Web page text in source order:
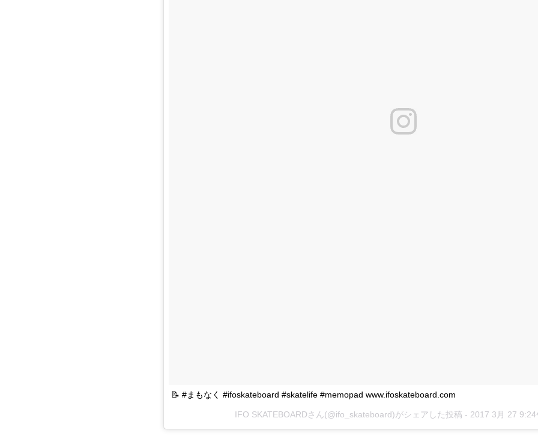
📝 #まもなく #ifoskateboard #skatelife #memopad www.ifoskateboard.com
IFO SKATEBOARDさん(@ifo_skateboard)がシェアした投稿 - 2017 3月 27 9:24